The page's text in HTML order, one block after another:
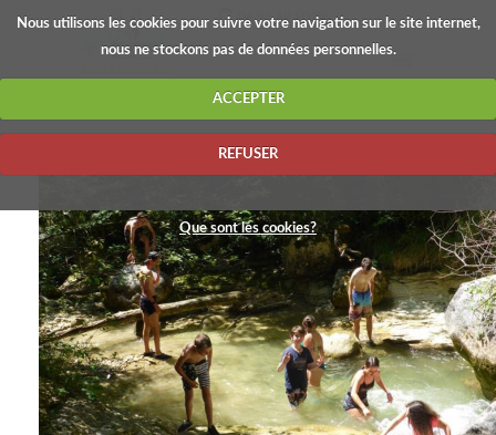
Nous utilisons les cookies pour suivre votre navigation sur le site internet,
nous ne stockons pas de données personnelles.
ACCEPTER
REFUSER
Que sont les cookies?
06.95.69.50.08
FRANÇAIS ÉTÉ
ACTUALITÉS